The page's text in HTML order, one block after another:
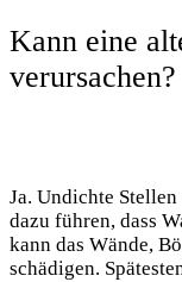
Kann eine
verursachen?
Ja. Undichte
dazu führen, dass
kann das Wände,
schädigen.